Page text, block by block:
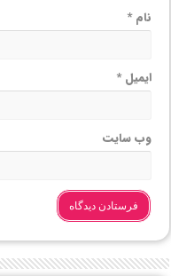
نام*
ایمیل*
وب‌ سایت